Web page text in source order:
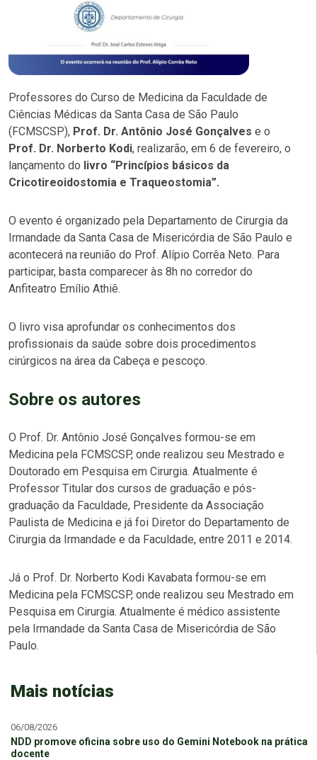
Professores do Curso de Medicina da Faculdade de
Ciências Médicas da Santa Casa de São Paulo
(FCMSCSP), Prof. Dr. Antônio José Gonçalves e o
Prof. Dr. Norberto Kodi, realizarão, em 6 de fevereiro, o
lançamento do livro “Princípios básicos da
Cricotireoidostomia e Traqueostomia”.
O evento é organizado pela Departamento de Cirurgia da
Irmandade da Santa Casa de Misericórdia de São Paulo e
acontecerá na reunião do Prof. Alípio Corrêa Neto. Para
participar, basta comparecer às 8h no corredor do
Anfiteatro Emílio Athiê.
O livro visa aprofundar os conhecimentos dos
profissionais da saúde sobre dois procedimentos
cirúrgicos na área da Cabeça e pescoço.
Sobre os autores
O Prof. Dr. Antônio José Gonçalves formou-se em
Medicina pela FCMSCSP, onde realizou seu Mestrado e
Doutorado em Pesquisa em Cirurgia. Atualmente é
Professor Titular dos cursos de graduação e pós-
graduação da Faculdade, Presidente da Associação
Paulista de Medicina e já foi Diretor do Departamento de
Cirurgia da Irmandade e da Faculdade, entre 2011 e 2014.
Já o Prof. Dr. Norberto Kodi Kavabata formou-se em
Medicina pela FCMSCSP, onde realizou seu Mestrado em
Pesquisa em Cirurgia. Atualmente é médico assistente
pela Irmandade da Santa Casa de Misericórdia de São
Paulo.
Mais notícias
06/08/2026
NDD promove oficina sobre uso do Gemini Notebook na prática
docente